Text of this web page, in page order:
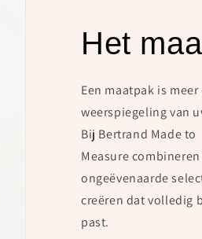
Het
Een maatpak is
weerspiegeling van
Bij Bertrand Made to
Measure
ongeëvenaarde
creëren dat volledig
past.